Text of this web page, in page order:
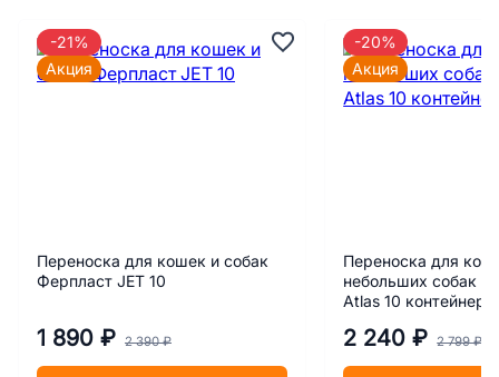
Переноска для кошек и собак
Ферпласт JET 10
1 890 ₽ 2 390 ₽
-21%
Акция
Переноска для
небольших собак
Atlas 10 контейнер
2 240 ₽ 2 799 ₽
-20%
Акция